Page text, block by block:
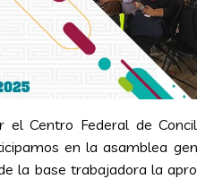
Centro Federal de
en la asamblea
la base trabajadora la